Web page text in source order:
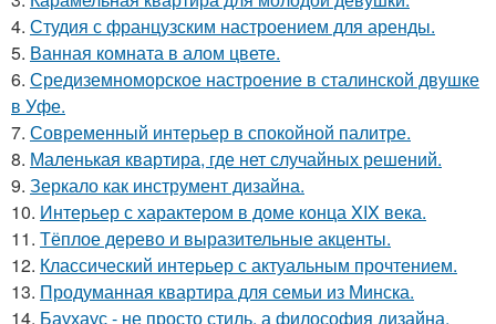
4. Студия с французским настроением для аренды.
5. Ванная комната в алом цвете.
6. Средиземноморское настроение в сталинской двушке
в Уфе.
7. Современный интерьер в спокойной палитре.
8. Маленькая квартира, где нет случайных решений.
9. Зеркало как инструмент дизайна.
10. Интерьер с характером в доме конца XIX века.
11. Тёплое дерево и выразительные акценты.
12. Классический интерьер с актуальным прочтением.
13. Продуманная квартира для семьи из Минска.
14. Баухаус - не просто стиль, а философия дизайна.